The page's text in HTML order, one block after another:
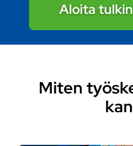
Aloita
Miten